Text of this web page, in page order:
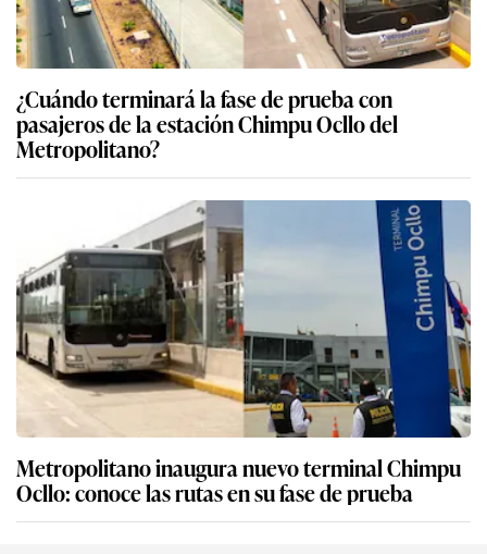
¿Cuándo terminará la fase de prueba con
pasajeros de la estación Chimpu Ocllo del
Metropolitano?
Metropolitano inaugura nuevo terminal Chimpu
Ocllo: conoce las rutas en su fase de prueba